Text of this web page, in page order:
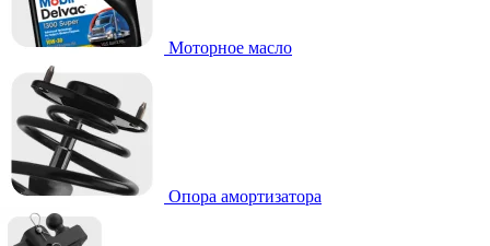
Моторное масло
Опора амортизатора